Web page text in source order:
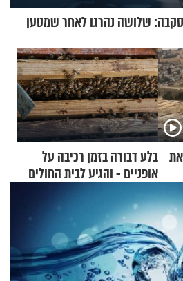
שלושה נהרגו לאחר שמטען
בלע דבורה בזמן רכיבה על
אופניים - והגיע לבית החולים
במצב מסכן חיים